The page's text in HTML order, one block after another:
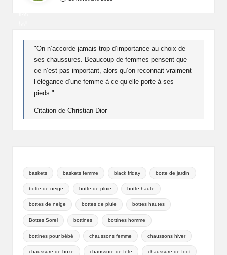
r
"On n’accorde jamais trop d’importance au choix de
ses chaussures. Beaucoup de femmes pensent que
ce n’est pas important, alors qu’on reconnait vraiment
l’élégance d’une femme à ce qu’elle porte à ses
pieds."
Citation de Christian Dior
baskets baskets femme black friday botte de jardin
botte de neige botte de pluie botte haute
bottes de neige bottes de pluie bottes hautes
Bottes Sorel bottines bottines homme
bottines pour bébé chaussons femme chaussons hiver
chaussure de boxe chaussure de fete chaussure de foot